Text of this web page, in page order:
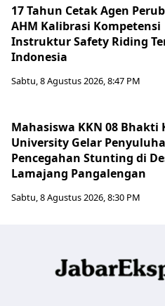
17 Tahun Cetak Agen
AHM Kalibrasi Kompetensi
Instruktur Safety Riding
Indonesia
Sabtu, 8 Agustus 2026, 8:47 PM
Mahasiswa KKN 08 Bhakti
University Gelar
Pencegahan Stunting di
Lamajang Pangalengan
Sabtu, 8 Agustus 2026, 8:30 PM